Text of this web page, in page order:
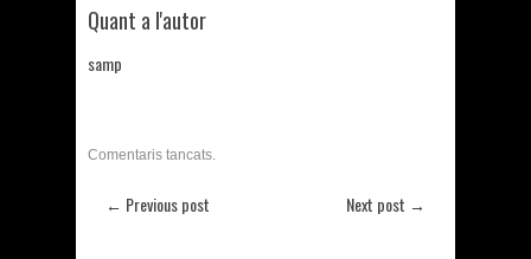
Quant a l'autor
samp
Comentaris tancats.
← Previous post Next post →